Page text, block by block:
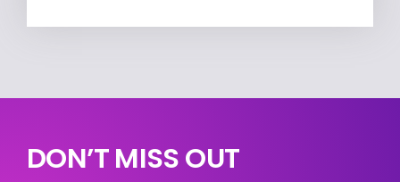
DON’T MISS OUT